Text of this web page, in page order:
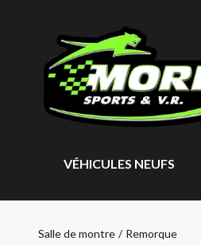
VÉHICULES NEUFS
Salle de montre / Remorque